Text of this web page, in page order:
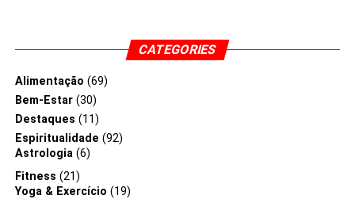
CATEGORIES
Alimentação (69)
Bem-Estar(30)
Destaques (11)
Espiritualidade (92)
Astrologia(6)
Fitness (21)
Yoga & Exercício (19)